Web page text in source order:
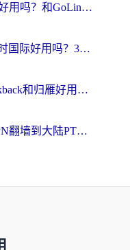
海外党必看：斧牛VPN好用吗？和GoLinkVPN对比哪个回国效果更好？
海外党必看：斧牛和夏时国际好用吗？3步选对回国加速器，无缝刷国内资源
海外党踩坑指南：Quickback和归雁好用吗？选对加速器才能无缝刷国内资源
海外党必看：如何用VPN翻墙到大陆PTT？一篇解决你所有回国加速痛点